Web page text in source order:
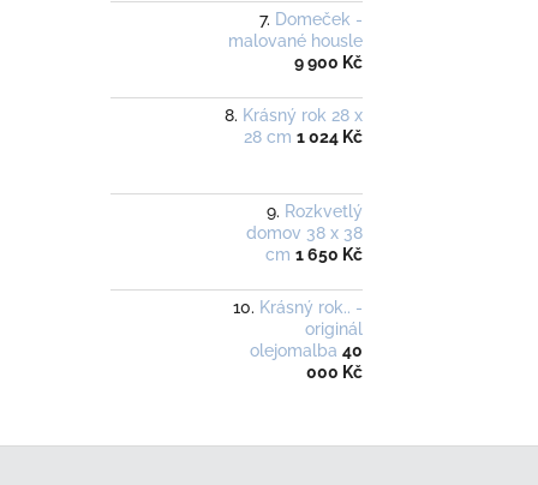
Domeček -
malované housle
9 900 Kč
Krásný rok 28 x
28 cm 1 024 Kč
Rozkvetlý
domov 38 x 38
cm 1 650 Kč
Krásný rok.. -
originál
olejomalba 40
000 Kč